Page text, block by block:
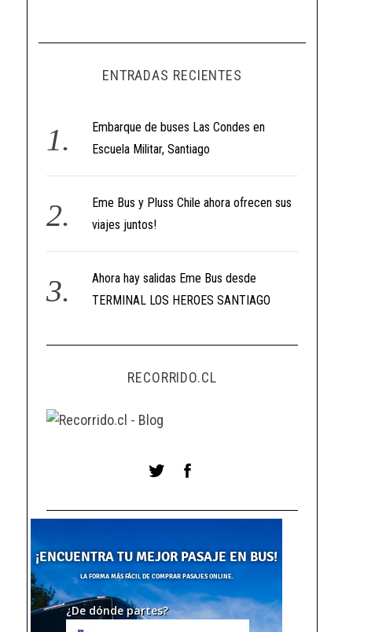
ENTRADAS RECIENTES
Embarque de buses Las Condes en
Escuela Militar, Santiago
Eme Bus y Pluss Chile ahora ofrecen sus
viajes juntos!
Ahora hay salidas Eme Bus desde
TERMINAL LOS HEROES SANTIAGO
RECORRIDO.CL